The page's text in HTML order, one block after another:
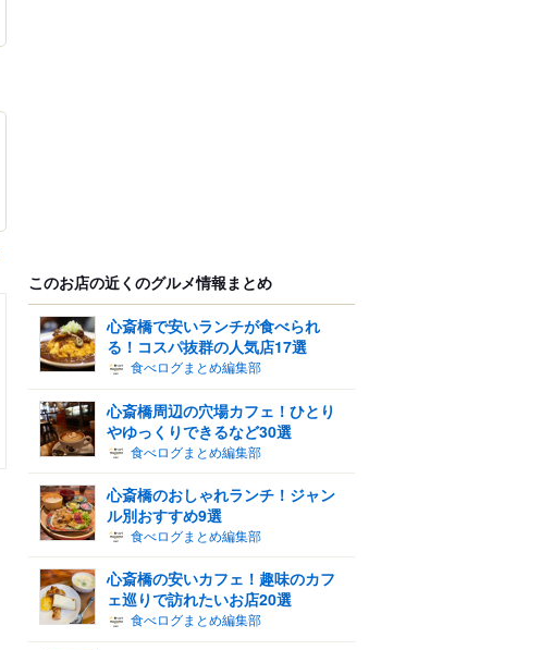
このお店の近くのグルメ情報まとめ
心斎橋で安いランチが食べられ
る！コスパ抜群の人気店17選
食べログまとめ編集部
心斎橋周辺の穴場カフェ！ひとり
やゆっくりできるなど30選
食べログまとめ編集部
心斎橋のおしゃれランチ！ジャン
ル別おすすめ9選
食べログまとめ編集部
心斎橋の安いカフェ！趣味のカフ
ェ巡りで訪れたいお店20選
食べログまとめ編集部